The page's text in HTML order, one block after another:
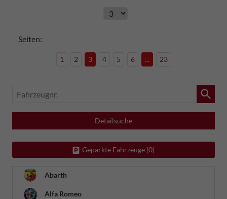
Seiten:
1 2 3 4 5 6 ... 23
Fahrzeugnr.
Detailsuche
Geparkte Fahrzeuge (0)
Abarth
Alfa Romeo